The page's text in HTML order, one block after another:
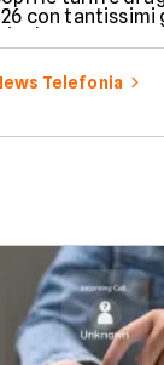
con tantissimi
Telefonia